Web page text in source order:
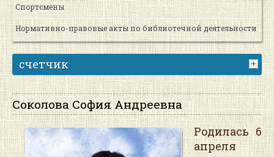
Спортсмены
Нормативно-правовые акты по библиотечной деятельности
счетчик
Соколова София Андреевна
Родилась 6
апреля